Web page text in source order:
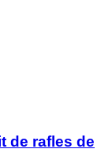
de rafles de